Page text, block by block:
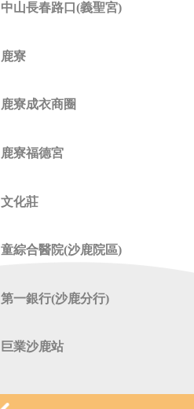
中山長春路口(義聖宮)
鹿寮
鹿寮成衣商圈
鹿寮福德宮
文化莊
童綜合醫院(沙鹿院區)
第一銀行(沙鹿分行)
巨業沙鹿站